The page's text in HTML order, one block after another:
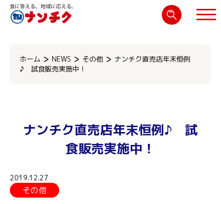
ホーム NEWS その他
ナンチク直売店年末恒例
♪ 試食販売実施中！
ナンチク直売店年末恒例♪ 試
食販売実施中！
2019.12.27
その他